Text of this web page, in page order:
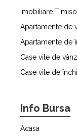
Imobiliare
Apartamente de
Apartamente de
Case vile de
Case vile de
Info Bursa
Acasa